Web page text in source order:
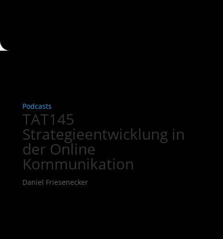
Podcasts
TAT145
Strategieentwicklung in
der Online
Kommunikation
Daniel Friesenecker